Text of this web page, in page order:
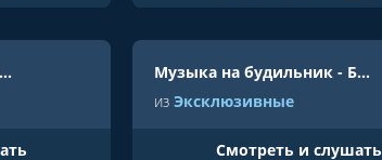
Но я не море, меня не волнует - Юлианна Караулова
Музыка на будильник - Будильник
изЭксклюзивные
Cмотреть и слушать